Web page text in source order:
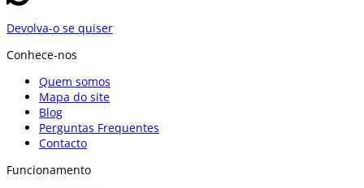
Devolva-o se quiser
Conhece-nos
Quem somos
Mapa do site
Blog
Perguntas Frequentes
Contacto
Funcionamento